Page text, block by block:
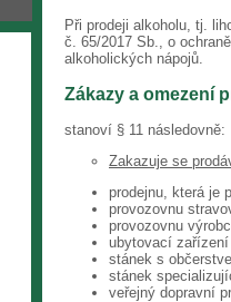
Při prodeji alkoholu, tj.
č. 65/2017 Sb., o
alkoholických nápojů.
Zákazy a omezení
stanoví § 11 následovně:
Zakazuje se
prodejnu, která je
provozovnu
provozovnu
ubytovací zařízení
stánek s
stánek
veřejný dopravní